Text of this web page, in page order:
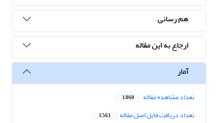
هم رسانی
ارجاع به این مقاله
آمار
تعداد مشاهده مقاله 1,860
تعداد دریافت فایل اصل مقاله 1,561